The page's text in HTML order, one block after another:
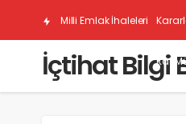
Milli Emlak İhaleleri
Kat
İçtihat Bilgi